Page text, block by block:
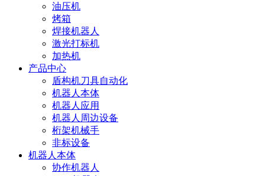
油压机
烤箱
焊接机器人
激光打标机
加热机
产品中心
盾构机刀具自动化
机器人本体
机器人应用
机器人周边设备
桁架机械手
非标设备
机器人本体
协作机器人